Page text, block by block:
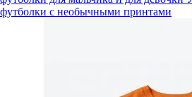
футболки с необычными принтами